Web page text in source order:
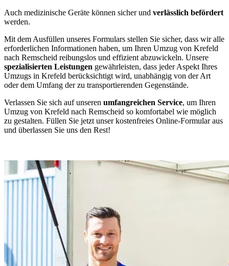
Auch medizinische Geräte können sicher und verlässlich befördert
werden.
Mit dem Ausfüllen unseres Formulars stellen Sie sicher, dass wir alle
erforderlichen Informationen haben, um Ihren Umzug von Krefeld
nach Remscheid reibungslos und effizient abzuwickeln. Unsere
spezialisierten Leistungen gewährleisten, dass jeder Aspekt Ihres
Umzugs in Krefeld berücksichtigt wird, unabhängig von der Art
oder dem Umfang der zu transportierenden Gegenstände.
Verlassen Sie sich auf unseren umfangreichen Service, um Ihren
Umzug von Krefeld nach Remscheid so komfortabel wie möglich
zu gestalten. Füllen Sie jetzt unser kostenfreies Online-Formular aus
und überlassen Sie uns den Rest!